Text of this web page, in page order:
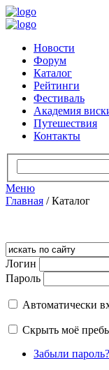
Новости
Форум
Каталог
Рейтинги
Фестиваль
Академия
Путешествия
Контакты
Меню
Главная /Каталог
Логин
Пароль
Автоматически
Скрыть моё
Забыли пароль?